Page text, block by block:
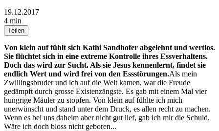
19.12.2017
4 min
Teilen
Von klein auf fühlt sich Kathi Sandhofer abgelehnt und wertlos.
Sie flüchtet sich in eine extreme Kontrolle ihres Essverhaltens.
Doch das wird zur Sucht. Als sie Jesus kennenlernt, findet sie
endlich Wert und wird frei von den Essstörungen.Als mein
Zwillingsbruder und ich auf die Welt kamen, war die Freude
gedämpft durch grosse Existenzängste. Es gab mit einem Mal vier
hungrige Mäuler zu stopfen. Von klein auf fühlte ich mich
unerwünscht und stand unter dem Druck, es allen recht zu machen.
Wenn es bei uns daheim aber nicht gut lief, gab ich mir die Schuld.
Wäre ich doch bloss nicht geboren...